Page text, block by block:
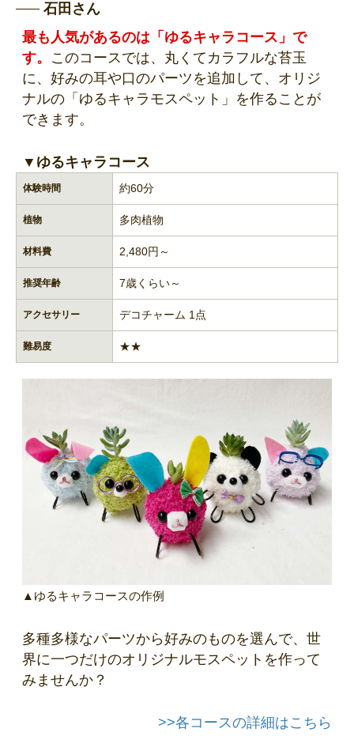
石田さん
最も人気があるのは「ゆるキャラコース」で
す。 このコースでは、丸くてカラフルな苔玉
に、好みの耳や口のパーツを追加して、オリジ
ナルの「ゆるキャラモスペット」を作ることが
できます。
▼ゆるキャラコース
体験時間 約60分
植物 多肉植物
材料費 2,480円～
推奨年齢 7歳くらい～
アクセサリー デコチャーム 1点
難易度 ★★
▲ゆるキャラコースの作例
多種多様なパーツから好みのものを選んで、世
界に一つだけのオリジナルモスペットを作って
みませんか？
>>各コースの詳細はこちら